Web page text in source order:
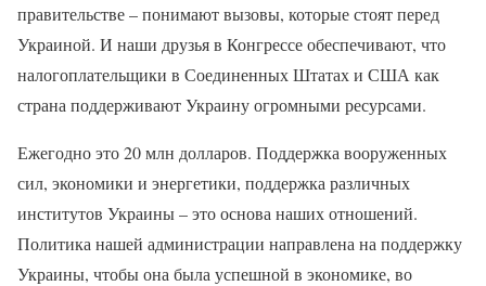
правительстве – понимают вызовы, которые стоят перед
Украиной. И наши друзья в Конгрессе обеспечивают, что
налогоплательщики в Соединенных Штатах и США как
страна поддерживают Украину огромными ресурсами.
Ежегодно это 20 млн долларов. Поддержка вооруженных
сил, экономики и энергетики, поддержка различных
институтов Украины – это основа наших отношений.
Политика нашей администрации направлена на поддержку
Украины, чтобы она была успешной в экономике, во